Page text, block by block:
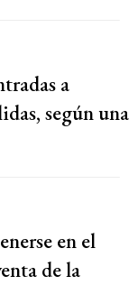
a
según una
en el
de la